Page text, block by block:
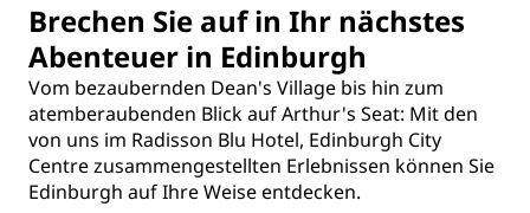
Brechen Sie auf in Ihr nächstes
Abenteuer in Edinburgh
Vom bezaubernden Dean's Village bis hin zum
atemberaubenden Blick auf Arthur's Seat: Mit den
von uns im Radisson Blu Hotel, Edinburgh City
Centre zusammengestellten Erlebnissen können Sie
Edinburgh auf Ihre Weise entdecken.